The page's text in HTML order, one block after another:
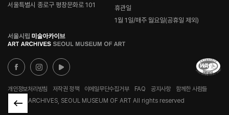
서울특별시 종로구 평창문화로 101
휴관일
1월 1일/매주 월요일(공휴일 제외)
로
고
개인정보처리방침 저작권 정책 이메일무단수집거부 FAQ 공지사항
함께한 사람들
© ART ARCHIVES, SEOUL MUSEUM OF ART All rights reserved